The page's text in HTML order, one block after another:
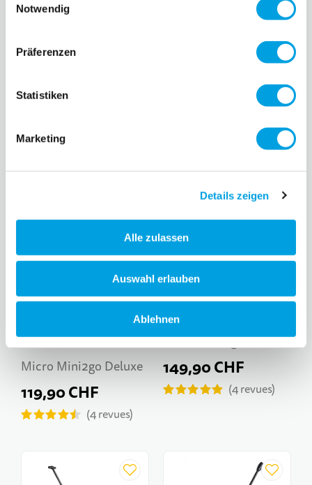
Notwendig
Präferenzen
Statistiken
Marketing
Details zeigen
Alle zulassen
Auswahl erlauben
Ablehnen
Micro Ride On Luggage
Micro Baby Cruiser
Micro Mini2go Deluxe
119,90 CHF
4revues
Micro Mini2go Deluxe
Plus
149,90 CHF
4revues